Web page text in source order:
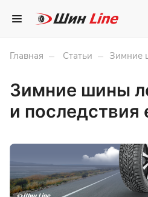
Главная – Статьи – Зимние
Зимние шины
и последствия